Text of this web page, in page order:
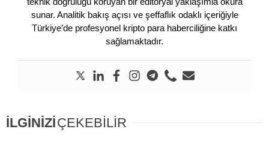
sunar. Analitik bakış açısı ve şeffaflık odaklı içeriğiyle
Türkiye’de profesyonel kripto para haberciliğine katkı
sağlamaktadır.
İLGİNİZİÇEKEBİLİR